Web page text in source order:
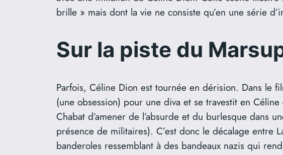
brille » mais dont la vie ne consiste qu’en une série
Sur la piste du
Parfois, Céline Dion est tournée en dérision. Dans le
(une obsession) pour une diva et se travestit en
Chabat d’amener de l’absurde et du burlesque dans
présence de militaires). C’est donc le décalage
banderoles ressemblant à des bandeaux nazis qui